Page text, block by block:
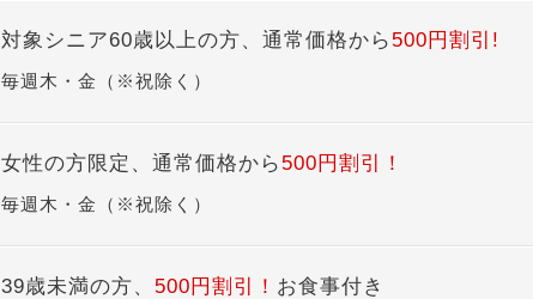
対象シニア60歳以上の方、通常価格から 500円割引!
毎週木・金（※祝除く）
女性の方限定、通常価格から 500円割引！
毎週木・金（※祝除く）
39歳未満の方、 500円割引！ お食事付き